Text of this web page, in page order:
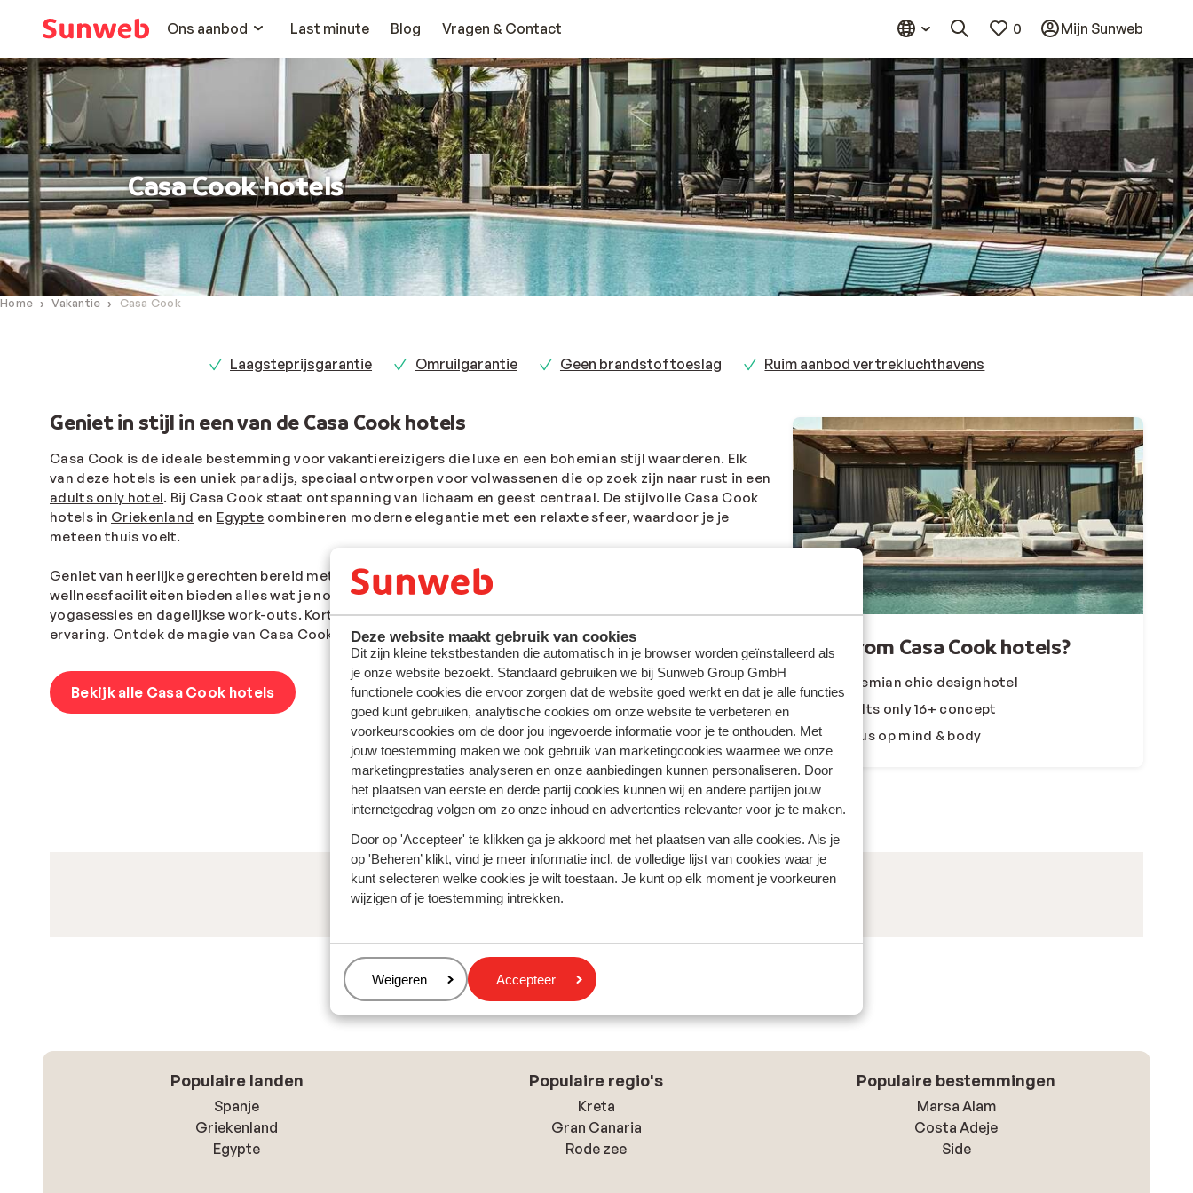
Deze website maakt gebruik van cookies
Dit zijn kleine tekstbestanden die automatisch in je browser worden geïnstalleerd als
je onze website bezoekt. Standaard gebruiken we bij Sunweb Group GmbH
functionele cookies die ervoor zorgen dat de website goed werkt en dat je alle functies
goed kunt gebruiken, analytische cookies om onze website te verbeteren en
voorkeurscookies om de door jou ingevoerde informatie voor je te onthouden. Met
jouw toestemming maken we ook gebruik van marketingcookies waarmee we onze
marketingprestaties analyseren en onze aanbiedingen kunnen personaliseren. Door
het plaatsen van eerste en derde partij cookies kunnen wij en andere partijen jouw
internetgedrag volgen om zo onze inhoud en advertenties relevanter voor je te maken.
Door op 'Accepteer' te klikken ga je akkoord met het plaatsen van alle cookies. Als je
op 'Beheren’ klikt, vind je meer informatie incl. de volledige lijst van cookies waar je
kunt selecteren welke cookies je wilt toestaan. Je kunt op elk moment je voorkeuren
wijzigen of je toestemming intrekken.
Beheren
Weigeren Accepteer
Ons aanbod
Last minute Blog Vragen & Contact 0 Mijn Sunweb
Casa Cook hotels
Home Vakantie Casa Cook
Laagsteprijsgarantie Omruilgarantie Geen brandstoftoeslag Ruim aanbod vertrekluchthavens
Geniet in stijl in een van de Casa Cook hotels
Casa Cook is de ideale bestemming voor vakantiereizigers die luxe en een bohemian stijl waarderen. Elk
van deze hotels is een uniek paradijs, speciaal ontworpen voor volwassenen die op zoek zijn naar rust in een
adults only hotel. Bij Casa Cook staat ontspanning van lichaam en geest centraal. De stijlvolle Casa Cook
hotels in Griekenland en Egypte combineren moderne elegantie met een relaxte sfeer, waardoor je je
meteen thuis voelt.
Geniet van heerlijke gerechten bereid met verse, lokale ingrediënten in de trendy restaurants. De sport- en
wellnessfaciliteiten bieden alles wat je nodig hebt: van uitgebreide spa-behandelingen tot serene
yogasessies en dagelijkse work-outs. Kortom, een vakantie in een van deze 5-sterrenhotels is echt een
ervaring. Ontdek de magie van Casa Cook nu zelf!
Bekijk alle Casa Cook hotels
Waarom Casa Cook hotels?
Bohemian chic designhotel
Adults only 16+ concept
Focus op mind & body
Populaire landen
Spanje
Griekenland
Egypte
Populaire regio's
Kreta
Gran Canaria
Rode zee
Populaire bestemmingen
Marsa Alam
Costa Adeje
Side